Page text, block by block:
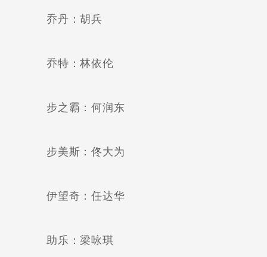
乔丹：胡兵
乔特：林依伦
步之霸：何润东
步美斯：佟大为
伊望奇：任达华
助乐：梁咏琪